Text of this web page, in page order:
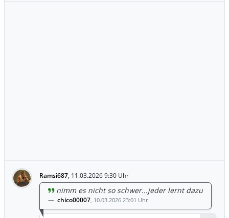
Ramsi687, 11.03.2026 9:30 Uhr
nimm es nicht so schwer...jeder lernt dazu
chico00007, 10.03.2026 23:01 Uhr